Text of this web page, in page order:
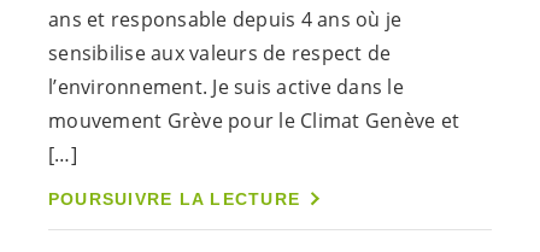
ans et responsable depuis 4 ans où je
sensibilise aux valeurs de respect de
l’environnement. Je suis active dans le
mouvement Grève pour le Climat Genève et
[…]
POURSUIVRE LA LECTURE